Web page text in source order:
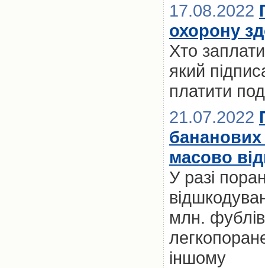
17.08.2022
охорону
Хто
який
платити
21.07.2022
бананових
масово
У разі
млн.
іншому